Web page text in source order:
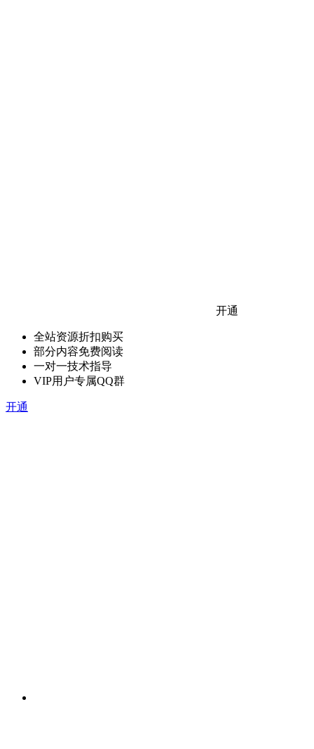
开通
全站资源折扣购买
部分内容免费阅读
一对一技术指导
VIP用户专属QQ群
开通